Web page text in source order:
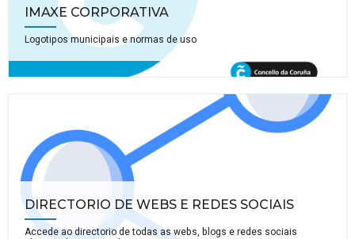
IMAXE CORPORATIVA
Logotipos municipais e normas de uso
DIRECTORIO DE WEBS E REDES SOCIAIS
Accede ao directorio de todas as webs, blogs e redes sociais